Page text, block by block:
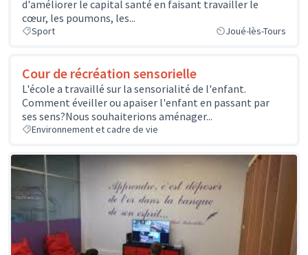
d'améliorer le capital santé en faisant travailler le
cœur, les poumons, les...
Sport Joué-lès-Tours
Cour de récréation sensorielle
L'école a travaillé sur la sensorialité de l'enfant.
Comment éveiller ou apaiser l'enfant en passant par
ses sens?Nous souhaiterions aménager...
Environnement et cadre de vie